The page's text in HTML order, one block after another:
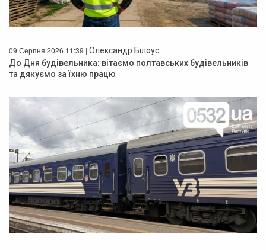
09 Серпня 2026 11:39 | Олександр Білоус
До Дня будівельника: вітаємо полтавських будівельників
та дякуємо за їхню працю